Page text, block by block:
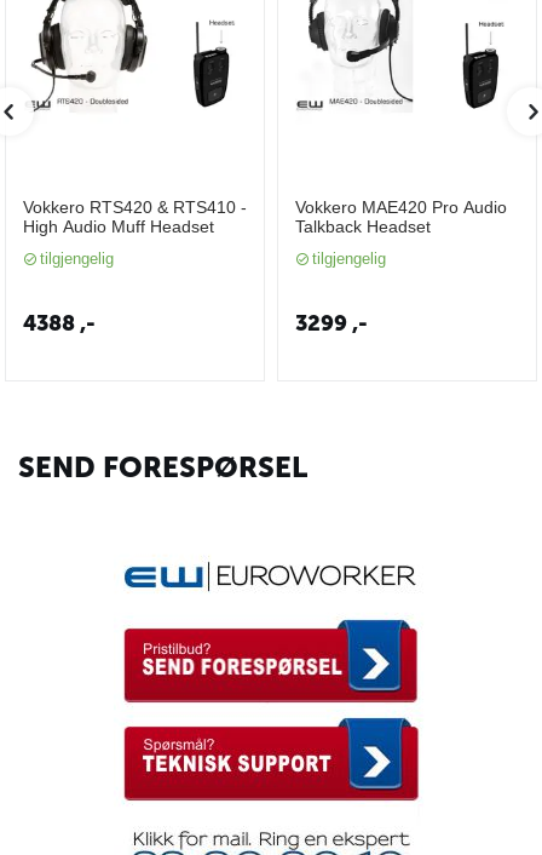
Vokkero RTS420 & RTS410 -
High Audio Muff Headset
tilgjengelig
4388,-
Vokkero MAE420 Pro Audio
Talkback Headset
tilgjengelig
3299,-
SEND FORESPØRSEL